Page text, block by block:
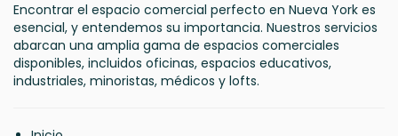
Encontrar el espacio comercial perfecto en Nueva York es
esencial, y entendemos su importancia. Nuestros servicios
abarcan una amplia gama de espacios comerciales
disponibles, incluidos oficinas, espacios educativos,
industriales, minoristas, médicos y lofts.